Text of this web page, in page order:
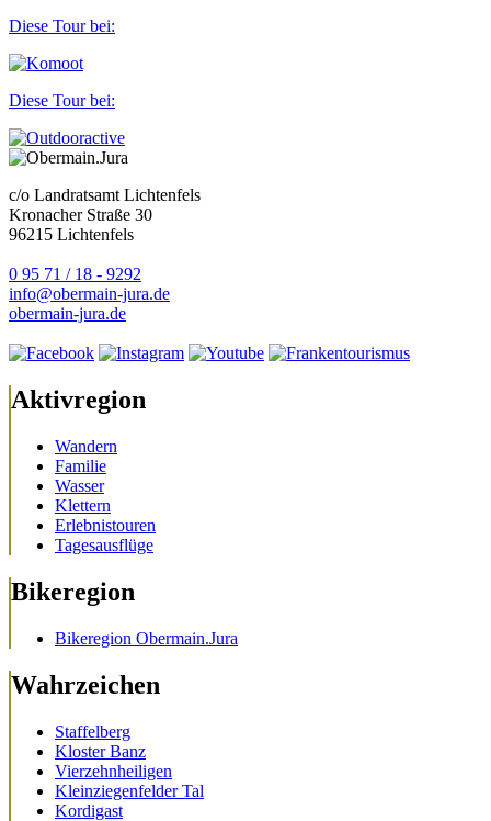
Diese Tour bei:
Diese Tour bei:
c/o Landratsamt Lichtenfels
Kronacher Straße 30
96215 Lichtenfels
0 95 71 / 18 - 9292
info@obermain-jura.de
obermain-jura.de
Aktivregion
Wandern
Familie
Wasser
Klettern
Erlebnistouren
Tagesausflüge
Bikeregion
Bikeregion Obermain.Jura
Wahrzeichen
Staffelberg
Kloster Banz
Vierzehnheiligen
Kleinziegenfelder Tal
Kordigast